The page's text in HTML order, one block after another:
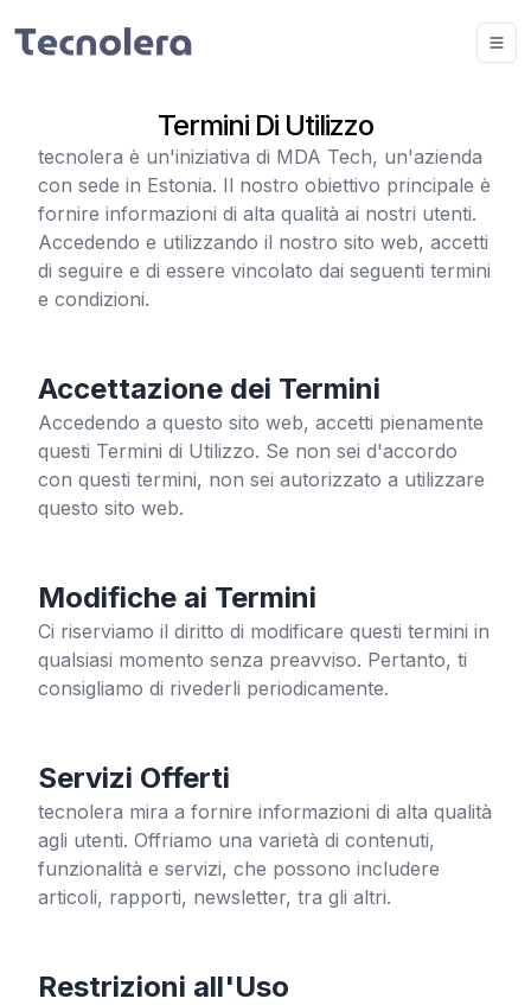
Termini Di Utilizzo
tecnolera è un'iniziativa di MDA Tech, un'azienda
con sede in Estonia. Il nostro obiettivo principale è
fornire informazioni di alta qualità ai nostri utenti.
Accedendo e utilizzando il nostro sito web, accetti
di seguire e di essere vincolato dai seguenti termini
e condizioni.
Accettazione dei Termini
Accedendo a questo sito web, accetti pienamente
questi Termini di Utilizzo. Se non sei d'accordo
con questi termini, non sei autorizzato a utilizzare
questo sito web.
Modifiche ai Termini
Ci riserviamo il diritto di modificare questi termini in
qualsiasi momento senza preavviso. Pertanto, ti
consigliamo di rivederli periodicamente.
Servizi Offerti
tecnolera mira a fornire informazioni di alta qualità
agli utenti. Offriamo una varietà di contenuti,
funzionalità e servizi, che possono includere
articoli, rapporti, newsletter, tra gli altri.
Restrizioni all'Uso